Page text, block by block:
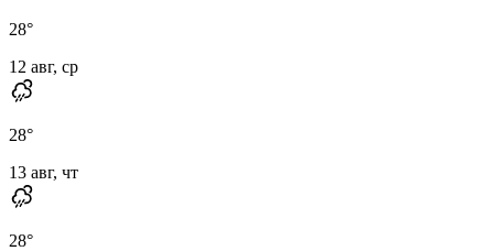
28°
12 авг, ср
28°
13 авг, чт
28°